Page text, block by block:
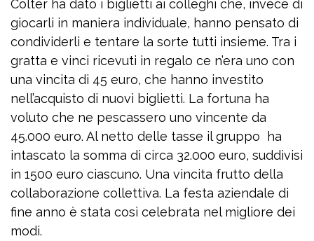
Colter ha dato i biglietti ai colleghi che, invece di
giocarli in maniera individuale, hanno pensato di
condividerli e tentare la sorte tutti insieme. Tra i
gratta e vinci ricevuti in regalo ce n’era uno con
una vincita di 45 euro, che hanno investito
nell’acquisto di nuovi biglietti. La fortuna ha
voluto che ne pescassero uno vincente da
45.000 euro. Al netto delle tasse il gruppo ha
intascato la somma di circa 32.000 euro, suddivisi
in 1500 euro ciascuno. Una vincita frutto della
collaborazione collettiva. La festa aziendale di
fine anno è stata così celebrata nel migliore dei
modi.